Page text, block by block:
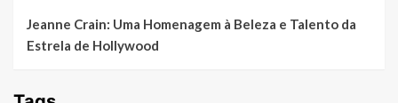
Jeanne Crain: Uma Homenagem à Beleza e Talento da
Estrela de Hollywood